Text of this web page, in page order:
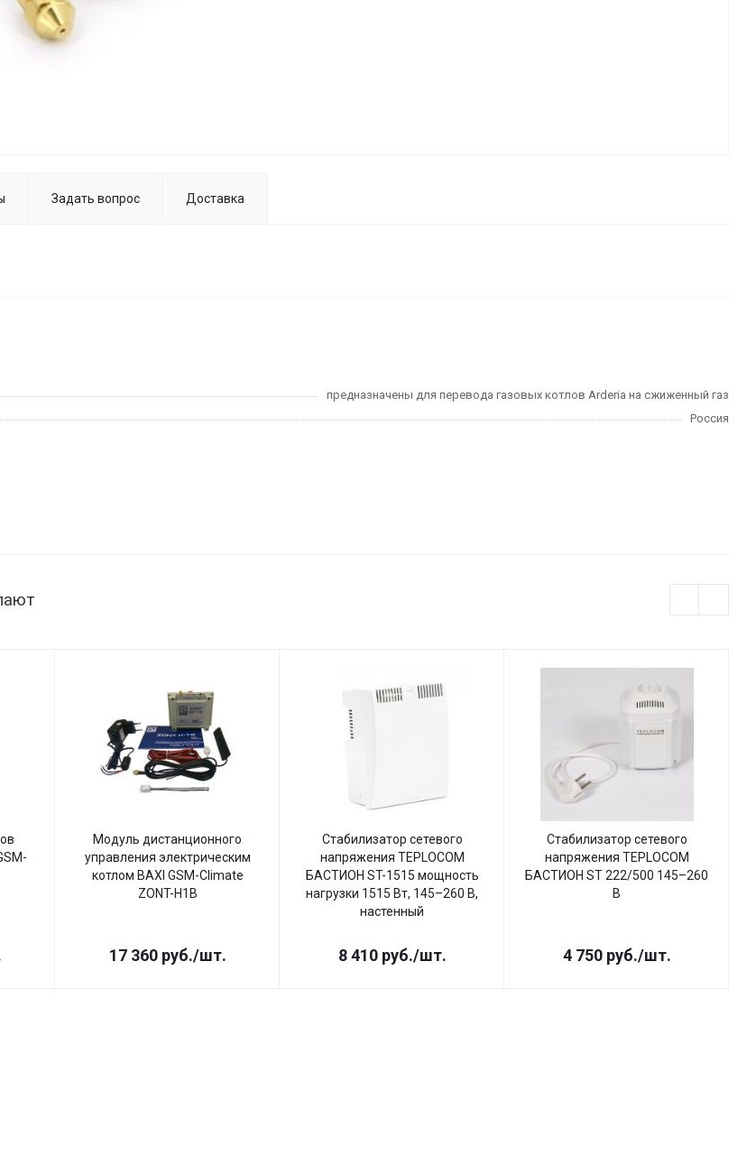
Задать вопрос Доставка
предназначены для перевода газовых котлов Arderia на сжиженный газ
Россия
Модуль дистанционного
управления электрическим
котлом BAXI GSM-Climate
ZONT-H1B
17 360руб./шт.
Стабилизатор сетевого
напряжения TEPLOCOM
БАСТИОН ST-1515 мощность
нагрузки 1515 Вт, 145–260 В,
настенный
8 410руб./шт.
Стабилизатор сетевого
напряжения TEPLOCOM
БАСТИОН ST 222/500 145–260
В
4 750руб./шт.